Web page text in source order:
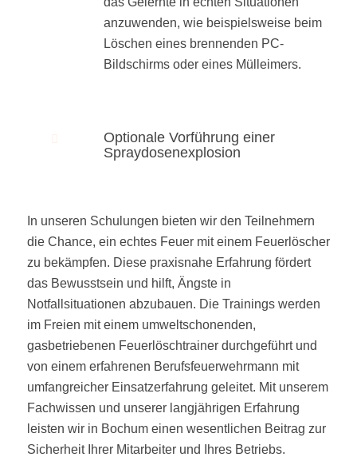
anzuwenden, wie beispielsweise beim
Löschen eines brennenden PC-
Bildschirms oder eines Mülleimers.
Optionale Vorführung einer
Spraydosenexplosion
In unseren Schulungen bieten wir den Teilnehmern
die Chance, ein echtes Feuer mit einem Feuerlöscher
zu bekämpfen. Diese praxisnahe Erfahrung fördert
das Bewusstsein und hilft, Ängste in
Notfallsituationen abzubauen. Die Trainings werden
im Freien mit einem umweltschonenden,
gasbetriebenen Feuerlöschtrainer durchgeführt und
von einem erfahrenen Berufsfeuerwehrmann mit
umfangreicher Einsatzerfahrung geleitet. Mit unserem
Fachwissen und unserer langjährigen Erfahrung
leisten wir in Bochum einen wesentlichen Beitrag zur
Sicherheit Ihrer Mitarbeiter und Ihres Betriebs.